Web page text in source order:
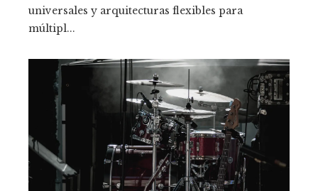
universales y arquitecturas flexibles para
múltipl...